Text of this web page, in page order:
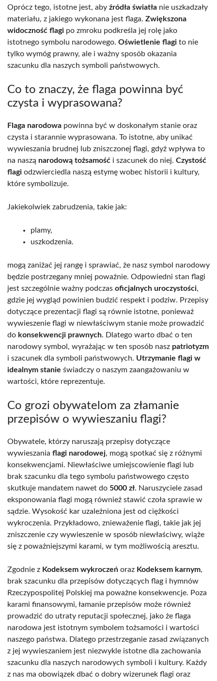
Oprócz tego, istotne jest, aby źródła światła nie uszkadzały
materiału, z jakiego wykonana jest flaga. Zwiększona
widoczność flagi po zmroku podkreśla jej rolę jako
istotnego symbolu narodowego. Oświetlenie flagi to nie
tylko wymóg prawny, ale i ważny sposób okazania
szacunku dla naszych symboli państwowych.
Co to znaczy, że flaga powinna być
czysta i wyprasowana?
Flaga narodowa powinna być w doskonałym stanie oraz
czysta i starannie wyprasowana. To istotne, aby unikać
wywieszania brudnej lub zniszczonej flagi, gdyż wpływa to
na naszą narodową tożsamość i szacunek do niej. Czystość
flagi odzwierciedla naszą estymę wobec historii i kultury,
które symbolizuje.
Jakiekolwiek zabrudzenia, takie jak:
plamy,
uszkodzenia.
mogą zaniżać jej rangę i sprawiać, że nasz symbol narodowy
będzie postrzegany mniej poważnie. Odpowiedni stan flagi
jest szczególnie ważny podczas oficjalnych uroczystości,
gdzie jej wygląd powinien budzić respekt i podziw. Przepisy
dotyczące prezentacji flagi są równie istotne, ponieważ
wywieszenie flagi w niewłaściwym stanie może prowadzić
do konsekwencji prawnych. Dlatego warto dbać o ten
narodowy symbol, wyrażając w ten sposób nasz patriotyzm
i szacunek dla symboli państwowych. Utrzymanie flagi w
idealnym stanie świadczy o naszym zaangażowaniu w
wartości, które reprezentuje.
Co grozi obywatelom za złamanie
przepisów o wywieszaniu flagi?
Obywatele, którzy naruszają przepisy dotyczące
wywieszania flagi narodowej, mogą spotkać się z różnymi
konsekwencjami. Niewłaściwe umiejscowienie flagi lub
brak szacunku dla tego symbolu państwowego często
skutkuje mandatem nawet do 5000 zł. Naruszyciele zasad
eksponowania flagi mogą również stawić czoła sprawie w
sądzie. Wysokość kar uzależniona jest od ciężkości
wykroczenia. Przykładowo, znieważenie flagi, takie jak jej
zniszczenie czy wywieszenie w sposób niewłaściwy, wiąże
się z poważniejszymi karami, w tym możliwością aresztu.
Zgodnie z Kodeksem wykroczeń oraz Kodeksem karnym,
brak szacunku dla przepisów dotyczących flag i hymnów
Rzeczypospolitej Polskiej ma poważne konsekwencje. Poza
karami finansowymi, łamanie przepisów może również
prowadzić do utraty reputacji społecznej, jako że flaga
narodowa jest istotnym symbolem tożsamości i wartości
naszego państwa. Dlatego przestrzeganie zasad związanych
z jej wywieszaniem jest niezwykle istotne dla zachowania
szacunku dla naszych narodowych symboli i kultury. Każdy
z nas ma obowiązek dbać o dobry wizerunek flagi oraz